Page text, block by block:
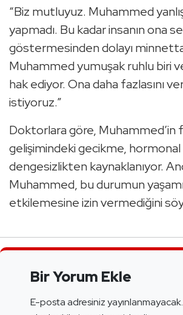
“Biz mutluyuz. Muhammed
yapmadı. Bu kadar insanın ona
göstermesinden dolayı
Muhammed yumuşak ruhlu biri
hak ediyor. Ona daha fazlasını
istiyoruz.”
Doktorlara göre, Muhammed’in
gelişimindeki gecikme, hormonal
dengesizlikten kaynaklanıyor.
Muhammed, bu durumun
etkilemesine izin vermediğini
Bir Yorum Ekle
E-posta adresiniz yayınlanmayacak.